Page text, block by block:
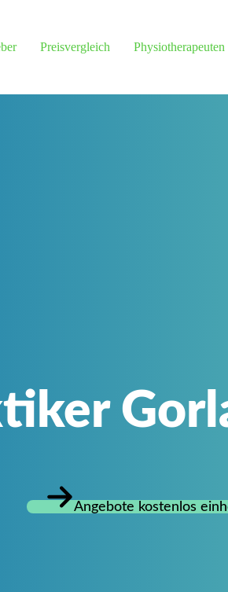
Preisvergleich Physiotherapeuten
Angebote kostenlos